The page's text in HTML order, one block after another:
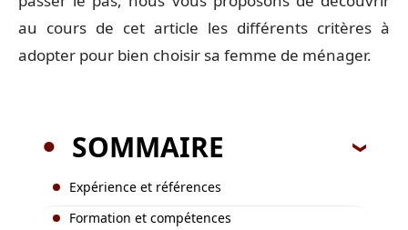
au cours de cet article les différents critères à
adopter pour bien choisir sa femme de ménager.
SOMMAIRE
Expérience et références
Formation et compétences